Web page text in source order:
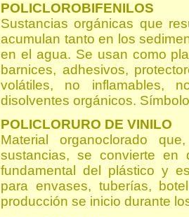
POLICLOROBIFENILOS
Sustancias orgánicas que
acumulan tanto en los
en el agua. Se usan como
barnices, adhesivos,
volátiles, no inflamables,
disolventes orgánicos.
POLICLORURO DE VINILO
Material organoclorado
sustancias, se convierte en
fundamental del plástico y
para envases, tuberías,
producción se inicio durante